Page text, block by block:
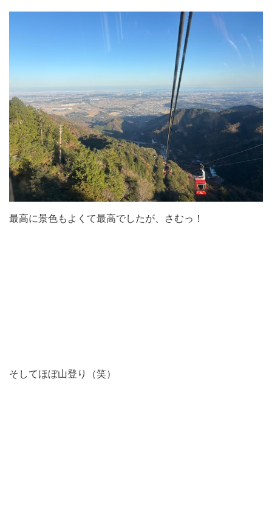
最高に景色もよくて最高でしたが、さむっ！
そしてほぼ山登り（笑）